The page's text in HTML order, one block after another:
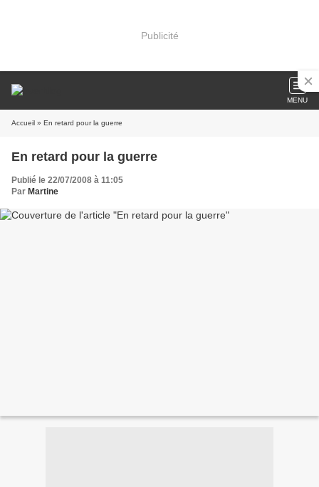
Publicité
MENU
Accueil » En retard pour la guerre
En retard pour la guerre
Publié le 22/07/2008 à 11:05
Par Martine